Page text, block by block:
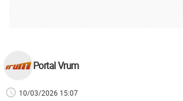
Portal Vrum
10/03/2026 15:07